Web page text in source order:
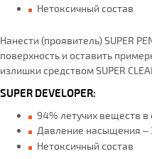
Нетоксичный состав
Нанести (проявитель) SUPER
поверхность и оставить
излишки средством SUPER
SUPER DEVELOPER:
94% летучих веществ
Давление насыщения –
Нетоксичный состав